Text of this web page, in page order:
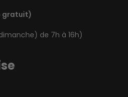
gratuit)
de 7h à 16h)